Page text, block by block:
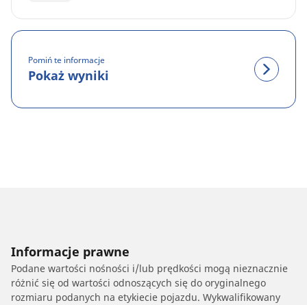
Pomiń te informacje
Pokaż wyniki
Informacje prawne
Podane wartości nośności i/lub prędkości mogą nieznacznie
różnić się od wartości odnoszących się do oryginalnego
rozmiaru podanych na etykiecie pojazdu. Wykwalifikowany